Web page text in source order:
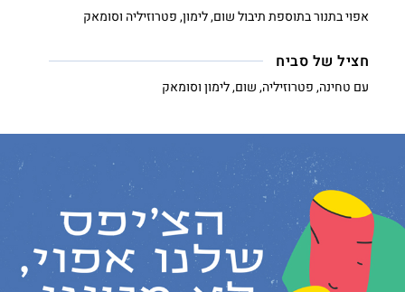
אפוי בתנור בתוספת תיבול שום, לימון, פטרוזיליה וסומאק
חציל של סביח
עם טחינה, פטרוזיליה, שום, לימון וסומאק